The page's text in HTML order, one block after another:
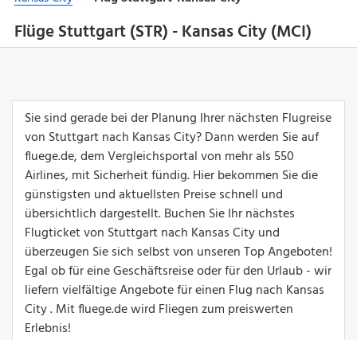
Flüge Stuttgart (STR) - Kansas City (MCI)
Sie sind gerade bei der Planung Ihrer nächsten Flugreise
von Stuttgart nach Kansas City? Dann werden Sie auf
fluege.de, dem Vergleichsportal von mehr als 550
Airlines, mit Sicherheit fündig. Hier bekommen Sie die
günstigsten und aktuellsten Preise schnell und
übersichtlich dargestellt. Buchen Sie Ihr nächstes
Flugticket von Stuttgart nach Kansas City und
überzeugen Sie sich selbst von unseren Top Angeboten!
Egal ob für eine Geschäftsreise oder für den Urlaub - wir
liefern vielfältige Angebote für einen Flug nach Kansas
City . Mit fluege.de wird Fliegen zum preiswerten
Erlebnis!